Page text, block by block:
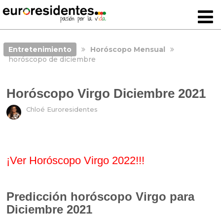
Entretenimiento
Horóscopo Mensual
horóscopo de diciembre
Horóscopo Virgo Diciembre 2021
Chloé Euroresidentes
¡Ver Horóscopo Virgo 2022!!!
Predicción horóscopo Virgo para
Diciembre 2021